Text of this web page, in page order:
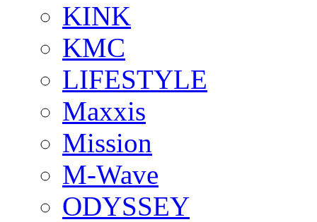
KINK
KMC
LIFESTYLE
Maxxis
Mission
M-Wave
ODYSSEY